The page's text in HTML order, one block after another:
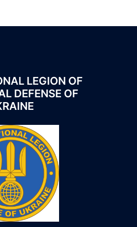
LEGION OF
DEFENSE OF